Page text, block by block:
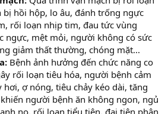
bị hồi hộp, lo âu, đánh trống ngực
rối loạn nhịp tim, đau tức vùng
ngực, mệt mỏi, người không có sức
giảm thất thường, chóng mặt...
Bệnh ảnh hưởng đến chức năng co
rối loạn tiêu hóa, người bệnh cảm
hơi, ợ nóng, tiêu chảy kéo dài, tăng
người bệnh ăn không ngon, ngủ
no, rối loạn tiểu tiện, đại tiện phân